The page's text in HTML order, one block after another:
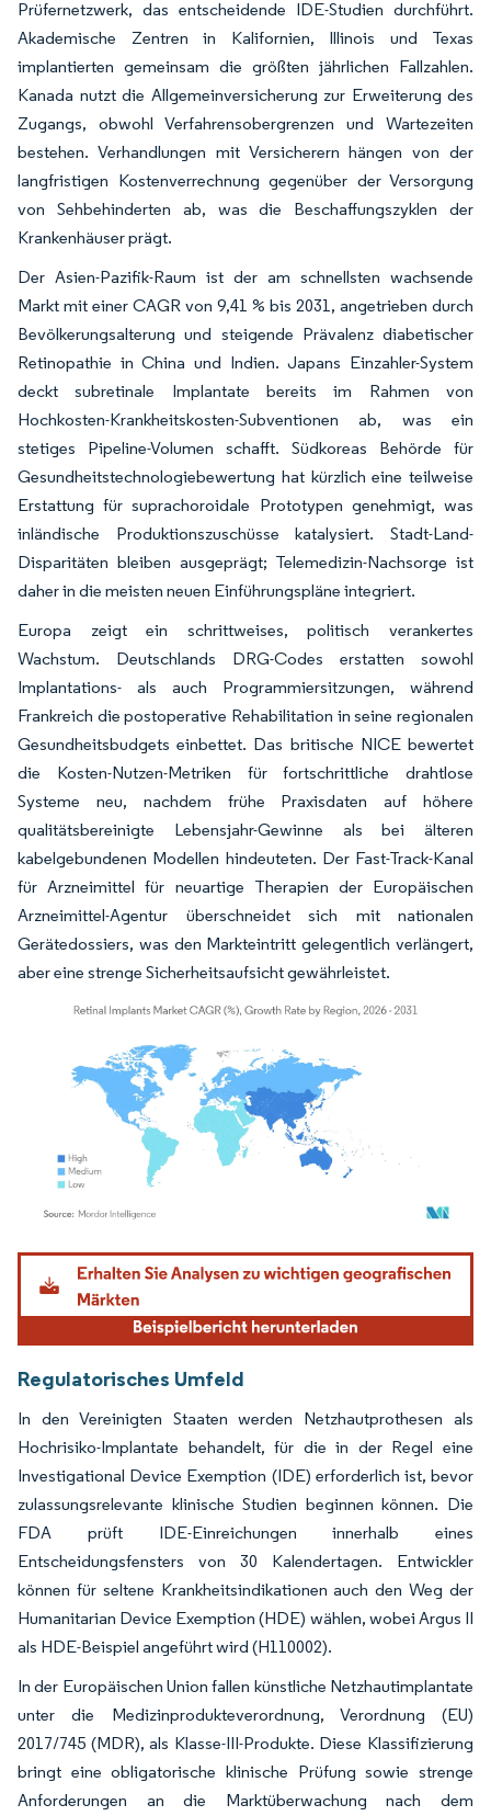
Prüfernetzwerk, das entscheidende IDE-Studien durchführt.
Akademische Zentren in Kalifornien, Illinois und Texas
implantierten gemeinsam die größten jährlichen Fallzahlen.
Kanada nutzt die Allgemeinversicherung zur Erweiterung des
Zugangs, obwohl Verfahrensobergrenzen und Wartezeiten
bestehen. Verhandlungen mit Versicherern hängen von der
langfristigen Kostenverrechnung gegenüber der Versorgung
von Sehbehinderten ab, was die Beschaffungszyklen der
Krankenhäuser prägt.
Der Asien-Pazifik-Raum ist der am schnellsten wachsende
Markt mit einer CAGR von 9,41 % bis 2031, angetrieben durch
Bevölkerungsalterung und steigende Prävalenz diabetischer
Retinopathie in China und Indien. Japans Einzahler-System
deckt subretinale Implantate bereits im Rahmen von
Hochkosten-Krankheitskosten-Subventionen ab, was ein
stetiges Pipeline-Volumen schafft. Südkoreas Behörde für
Gesundheitstechnologiebewertung hat kürzlich eine teilweise
Erstattung für suprachoroidale Prototypen genehmigt, was
inländische Produktionszuschüsse katalysiert. Stadt-Land-
Disparitäten bleiben ausgeprägt; Telemedizin-Nachsorge ist
daher in die meisten neuen Einführungspläne integriert.
Europa zeigt ein schrittweises, politisch verankertes
Wachstum. Deutschlands DRG-Codes erstatten sowohl
Implantations- als auch Programmiersitzungen, während
Frankreich die postoperative Rehabilitation in seine regionalen
Gesundheitsbudgets einbettet. Das britische NICE bewertet
die Kosten-Nutzen-Metriken für fortschrittliche drahtlose
Systeme neu, nachdem frühe Praxisdaten auf höhere
qualitätsbereinigte Lebensjahr-Gewinne als bei älteren
kabelgebundenen Modellen hindeuteten. Der Fast-Track-Kanal
für Arzneimittel für neuartige Therapien der Europäischen
Arzneimittel-Agentur überschneidet sich mit nationalen
Gerätedossiers, was den Markteintritt gelegentlich verlängert,
aber eine strenge Sicherheitsaufsicht gewährleistet.
Bild © Mordor Intelligence. Wiederverwendung erfordert Namensnennung gemäß
Regulatorisches Umfeld
In den Vereinigten Staaten werden Netzhautprothesen als
Hochrisiko-Implantate behandelt, für die in der Regel eine
Investigational Device Exemption (IDE) erforderlich ist, bevor
zulassungsrelevante klinische Studien beginnen können. Die
FDA prüft IDE-Einreichungen innerhalb eines
Entscheidungsfensters von 30 Kalendertagen. Entwickler
können für seltene Krankheitsindikationen auch den Weg der
Humanitarian Device Exemption (HDE) wählen, wobei Argus II
als HDE-Beispiel angeführt wird (H110002).
In der Europäischen Union fallen künstliche Netzhautimplantate
unter die Medizinprodukteverordnung, Verordnung (EU)
2017/745 (MDR), als Klasse-III-Produkte. Diese Klassifizierung
bringt eine obligatorische klinische Prüfung sowie strenge
Anforderungen an die Marktüberwachung nach dem